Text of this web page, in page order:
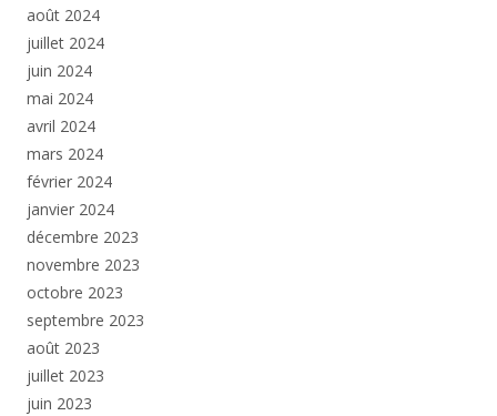
août 2024
juillet 2024
juin 2024
mai 2024
avril 2024
mars 2024
février 2024
janvier 2024
décembre 2023
novembre 2023
octobre 2023
septembre 2023
août 2023
juillet 2023
juin 2023